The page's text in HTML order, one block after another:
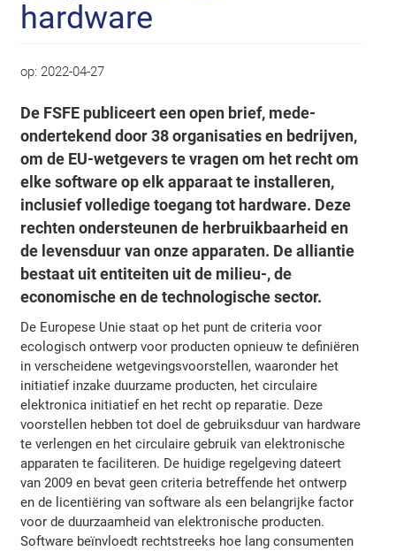
hardware
op: 2022-04-27
De FSFE publiceert een open brief, mede-
ondertekend door 38 organisaties en bedrijven,
om de EU-wetgevers te vragen om het recht om
elke software op elk apparaat te installeren,
inclusief volledige toegang tot hardware. Deze
rechten ondersteunen de herbruikbaarheid en
de levensduur van onze apparaten. De alliantie
bestaat uit entiteiten uit de milieu-, de
economische en de technologische sector.
De Europese Unie staat op het punt de criteria voor
ecologisch ontwerp voor producten opnieuw te definiëren
in verscheidene wetgevingsvoorstellen, waaronder het
initiatief inzake duurzame producten, het circulaire
elektronica initiatief en het recht op reparatie. Deze
voorstellen hebben tot doel de gebruiksduur van hardware
te verlengen en het circulaire gebruik van elektronische
apparaten te faciliteren. De huidige regelgeving dateert
van 2009 en bevat geen criteria betreffende het ontwerp
en de licentiëring van software als een belangrijke factor
voor de duurzaamheid van elektronische producten.
Software beïnvloedt rechtstreeks hoe lang consumenten